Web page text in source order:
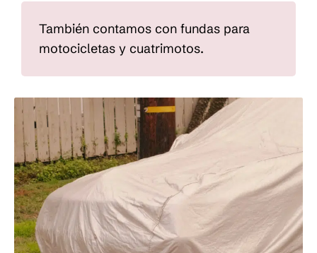
También contamos con fundas para
motocicletas y cuatrimotos.